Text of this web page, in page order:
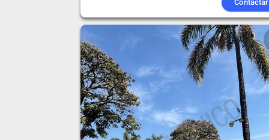
comunes. La casa cuenta con gimnasio,
cava para vinos, cuarto de servicio,
recámara de visitas, sala con salida al
comedor, 2 recámaras en planta baja
una con baño completo, estudio, terraza,
cocina equipada, 2 recámaras en planta
alta, la principal con vestidor, baño con
balcón. La propiedad se puede vender
amueblada, contáctanos para saber el
precio y no pierdas la oportunidad de vivir
la que podría ser la casa de tus sueños
Consulta los créditos que aceptamos para
esta propiedad. La información y
Contactar